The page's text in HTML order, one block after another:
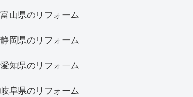
富山県のリフォーム
静岡県のリフォーム
愛知県のリフォーム
岐阜県のリフォーム